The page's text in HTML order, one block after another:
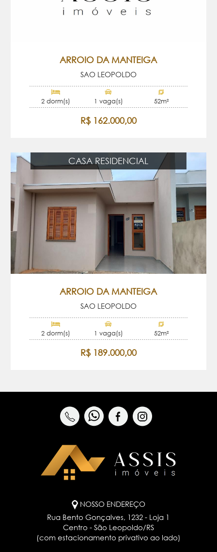
ARROIO DA MANTEIGA
SAO LEOPOLDO
2 dorm(s) 1 vaga(s) 52m²
R$ 162.000,00
CASA RESIDENCIAL
ARROIO DA MANTEIGA
SAO LEOPOLDO
2 dorm(s) 1 vaga(s) 52m²
R$ 189.000,00
NOSSO ENDEREÇO
Rua Bento Gonçalves, 1232 - Loja 1
Centro - São Leopoldo/RS
(com estacionamento privativo ao lado)